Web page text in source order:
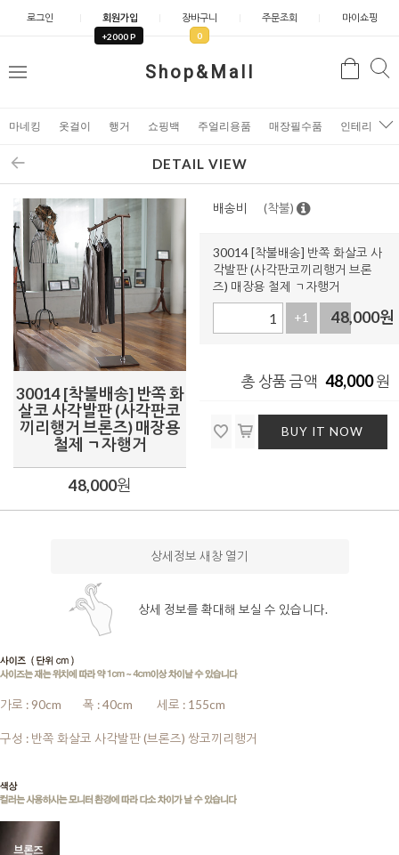
로그인 회원가입
+2000 P
장바구니
0
주문조회 마이쇼핑
Shop&Mall
메
검
마네킹 옷걸이 행거 쇼핑백 주얼리용품 매장필수품 인테리어소
DETAIL VIEW
30014 [착불배송] 반쪽 화
살코 사각발판 (사각판코
끼리행거 브론즈) 매장용
철제 ㄱ자행거
48,000원
배송비 (착불)
30014 [착불배송] 반쪽 화살코 사
각발판 (사각판코끼리행거 브론
즈) 매장용 철제 ㄱ자행거
+1 -1
48,000원
총 상품 금액 48,000원
BUY IT NOW
상세정보 새창 열기
상세 정보를 확대해 보실 수 있습니다.
가로 : 90cm 폭 : 40cm 세로 : 155cm
구성 : 반쪽 화살코 사각발판 (브론즈) 쌍코끼리행거